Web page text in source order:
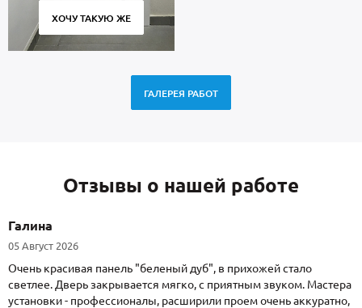
ХОЧУ ТАКУЮ ЖЕ
ГАЛЕРЕЯ РАБОТ
Отзывы о нашей работе
Галина
05 Август 2026
Очень красивая панель "беленый дуб", в прихожей стало
светлее. Дверь закрывается мягко, с приятным звуком. Мастера
установки - профессионалы, расширили проем очень аккуратно,